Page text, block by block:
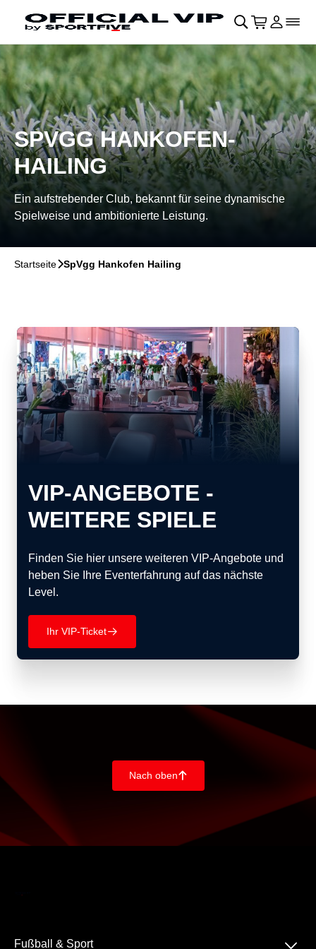
Navigation überspringen􀄫
􀊫 􀍩 Login
􀉩􀌇
SPVGG HANKOFEN-
HAILING
Ein aufstrebender Club, bekannt für seine dynamische
Spielweise und ambitionierte Leistung.
Startseite􀆊SpVgg Hankofen Hailing
VIP-ANGEBOTE -
WEITERE SPIELE
Finden Sie hier unsere weiteren VIP-Angebote und
heben Sie Ihre Eventerfahrung auf das nächste
Level.
Ihr VIP-Ticket􀄫
Nach oben􀄨
Fußball & Sport